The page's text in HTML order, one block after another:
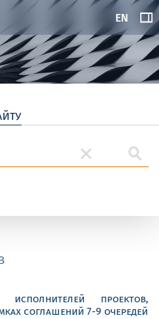
EN
проектов,
соглашений 7-9 очередей